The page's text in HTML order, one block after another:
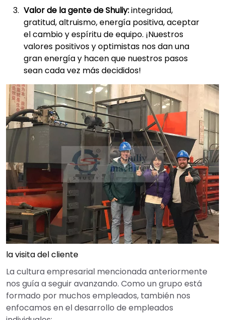
Valor de la gente de Shuliy:integridad,
gratitud, altruismo, energía positiva, aceptar
el cambio y espíritu de equipo. ¡Nuestros
valores positivos y optimistas nos dan una
gran energía y hacen que nuestros pasos
sean cada vez más decididos!
la visita del cliente
La cultura empresarial mencionada anteriormente
nos guía a seguir avanzando. Como un grupo está
formado por muchos empleados, también nos
enfocamos en el desarrollo de empleados